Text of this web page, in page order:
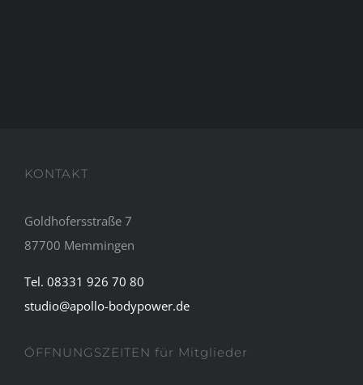
KONTAKT
Goldhofersstraße 7
87700 Memmingen
Tel. 08331 926 70 80
studio@apollo-bodypower.de
ÖFFNUNGSZEITEN für Mitglieder